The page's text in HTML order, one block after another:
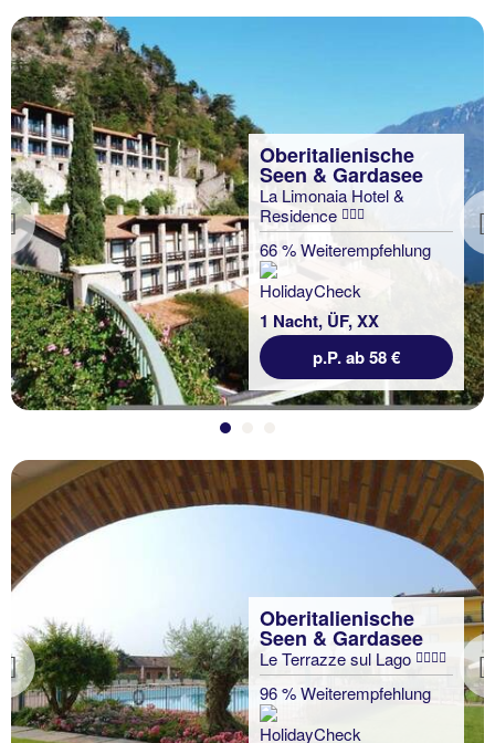
Previous
Oberitalienische
Seen & Gardasee
La Limonaia Hotel &
Residence
66 % Weiterempfehlung
1 Nacht, ÜF, XX
p.P. ab 58 €
Previous
Oberitalienische
Seen & Gardasee
Le Terrazze sul Lago
96 % Weiterempfehlung